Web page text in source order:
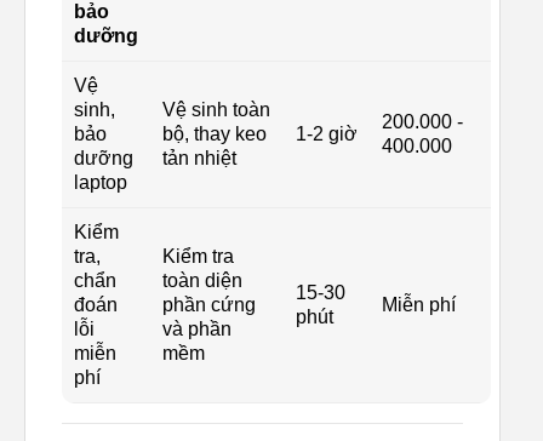
bảo
dưỡng
Vệ
sinh,
bảo
dưỡng
laptop
Vệ sinh toàn
bộ, thay keo
tản nhiệt
1-2 giờ
200.000 -
400.000
Kiểm
tra,
chẩn
đoán
lỗi
miễn
phí
Kiểm tra
toàn diện
phần cứng
và phần
mềm
15-30
phút
Miễn phí